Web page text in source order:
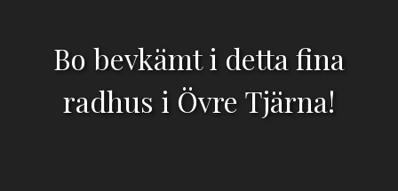
Bo bevkämt i detta fina
radhus i Övre Tjärna!